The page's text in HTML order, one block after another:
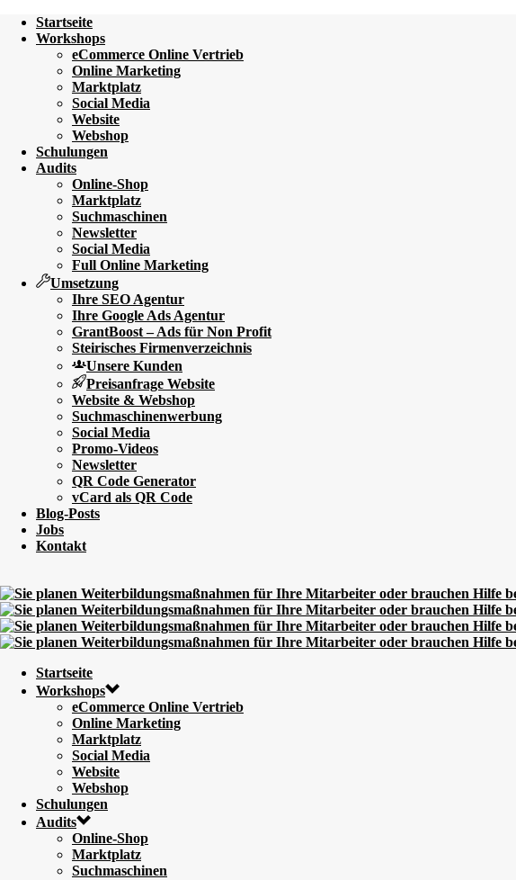
Startseite
Workshops
eCommerce Online Vertrieb
Online Marketing
Marktplatz
Social Media
Website
Webshop
Schulungen
Audits
Online-Shop
Marktplatz
Suchmaschinen
Newsletter
Social Media
Full Online Marketing
Umsetzung
Ihre SEO Agentur
Ihre Google Ads Agentur
GrantBoost – Ads für Non Profit
Steirisches Firmenverzeichnis
Unsere Kunden
Preisanfrage Website
Website & Webshop
Suchmaschinenwerbung
Social Media
Promo-Videos
Newsletter
QR Code Generator
vCard als QR Code
Blog-Posts
Jobs
Kontakt
Startseite
Workshops
eCommerce Online Vertrieb
Online Marketing
Marktplatz
Social Media
Website
Webshop
Schulungen
Audits
Online-Shop
Marktplatz
Suchmaschinen